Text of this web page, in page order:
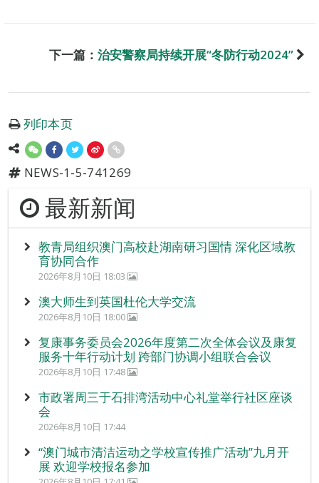
下一篇： 治安警察局持续开展“冬防行动2024”
列印本页
NEWS-1-5-741269
最新新闻
教青局组织澳门高校赴湖南研习国情 深化区域教
育协同合作
2026年8月10日 18:03
澳大师生到英国杜伦大学交流
2026年8月10日 18:00
复康事务委员会2026年度第二次全体会议及康复
服务十年行动计划 跨部门协调小组联合会议
2026年8月10日 17:48
市政署周三于石排湾活动中心礼堂举行社区座谈
会
2026年8月10日 17:44
“澳门城市清洁运动之学校宣传推广活动”九月开
展 欢迎学校报名参加